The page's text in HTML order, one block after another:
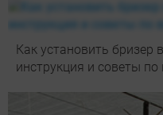
Как установить бризер
инструкция и советы